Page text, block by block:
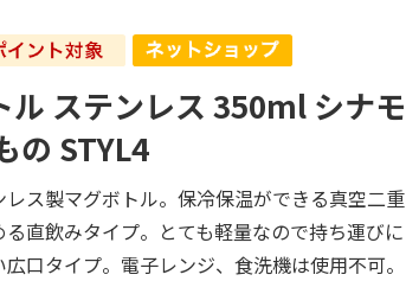
ル ステンレス 350ml シナモ
の STYL4
ス製マグボトル。保冷保温ができる真空二重
直飲みタイプ。とても軽量なので持ち運びに
口タイプ。電子レンジ、食洗機は使用不可。